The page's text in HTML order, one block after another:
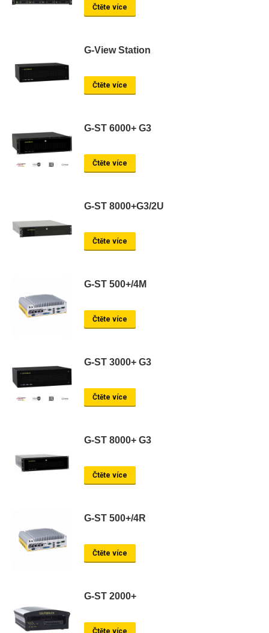
Čtěte více
G-View Station
Čtěte více
G-ST 6000+ G3
Čtěte více
G-ST 8000+G3/2U
Čtěte více
G-ST 500+/4M
Čtěte více
G-ST 3000+ G3
Čtěte více
G-ST 8000+ G3
Čtěte více
G-ST 500+/4R
Čtěte více
G-ST 2000+
Čtěte více